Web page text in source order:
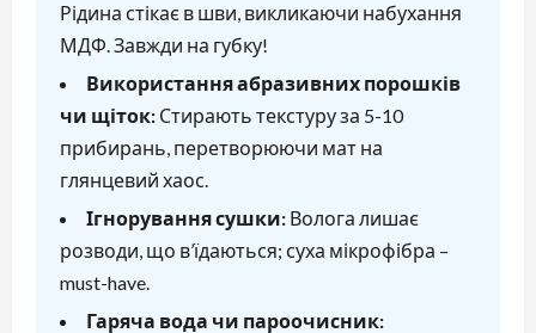
Рідина стікає в шви, викликаючи набухання
МДФ. Завжди на губку!
Використання абразивних порошків
чи щіток: Стирають текстуру за 5-10
прибирань, перетворюючи мат на
глянцевий хаос.
Ігнорування сушки: Волога лишає
розводи, що в’їдаються; суха мікрофібра –
must-have.
Гаряча вода чи пароочисник: